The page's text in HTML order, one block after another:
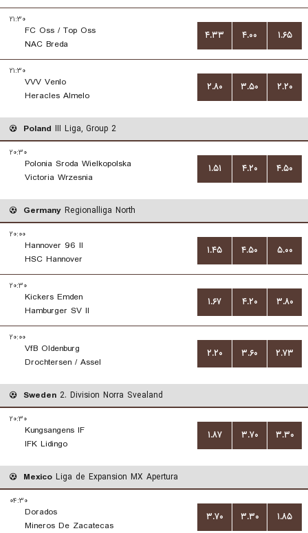
۲۱:۳۰
FC Oss / Top Oss
NAC Breda
۴.۳۳ ۴.۰۰ ۱.۶۵
۲۱:۳۰
VVV Venlo
Heracles Almelo
۲.۸۰ ۳.۵۰ ۲.۲۰
Poland III Liga, Group 2
۲۰:۳۰
Polonia Sroda Wielkopolska
Victoria Wrzesnia
۱.۵۱ ۴.۲۰ ۴.۵۰
Germany Regionalliga North
۲۰:۰۰
Hannover 96 II
HSC Hannover
۱.۴۵ ۴.۵۰ ۵.۰۰
۲۰:۳۰
Kickers Emden
Hamburger SV II
۱.۶۷ ۴.۲۰ ۳.۸۰
۲۰:۰۰
VfB Oldenburg
Drochtersen / Assel
۲.۲۰ ۳.۶۰ ۲.۷۳
Sweden 2. Division Norra Svealand
۲۰:۳۰
Kungsangens IF
IFK Lidingo
۱.۸۷ ۳.۷۰ ۳.۳۰
Mexico Liga de Expansion MX Apertura
۰۴:۳۰
Dorados
Mineros De Zacatecas
۳.۷۰ ۳.۳۰ ۱.۸۵